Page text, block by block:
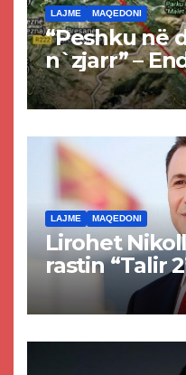
LAJME MAQEDONI
“Peshku në
n`zjarr” –
projekti i
Tetovës nis
LAJME MAQEDONI
Lirohet
rastin “Talir
akuzat për
paligjshëm